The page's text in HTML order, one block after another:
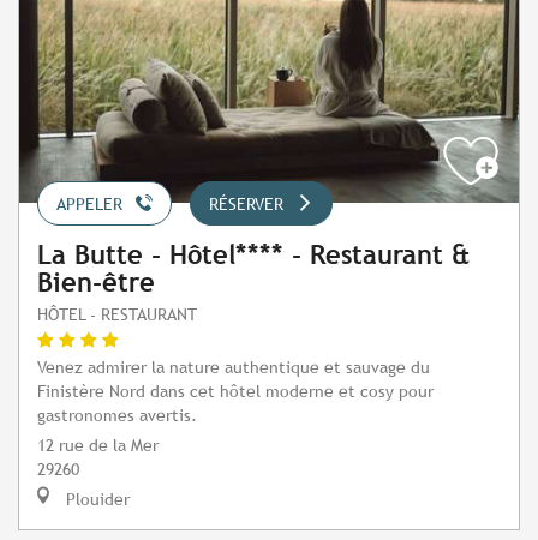
APPELER RÉSERVER
La Butte - Hôtel**** - Restaurant &
Bien-être
HÔTEL - RESTAURANT
Venez admirer la nature authentique et sauvage du
Finistère Nord dans cet hôtel moderne et cosy pour
gastronomes avertis.
12 rue de la Mer
29260
Plouider